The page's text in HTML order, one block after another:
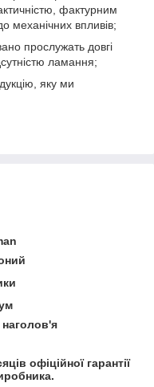
фактурним
механічних впливів;
прослужать довгі
ламання;
яку ми
офіційної гарантії